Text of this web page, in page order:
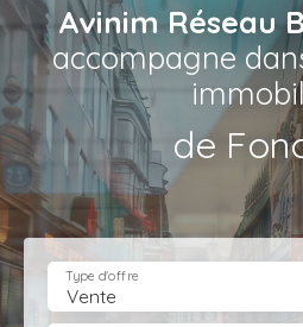
Avinim Réseau
accompagne
de
Vente
Type d'offre